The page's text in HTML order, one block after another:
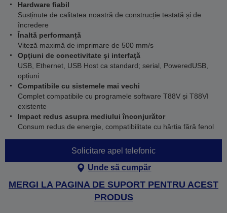
Hardware fiabil
Susținute de calitatea noastră de construcție testată și de
încredere
Înaltă performanță
Viteză maximă de imprimare de 500 mm/s
Opţiuni de conectivitate şi interfaţă
USB, Ethernet, USB Host ca standard; serial, PoweredUSB,
opțiuni
Compatibile cu sistemele mai vechi
Complet compatibile cu programele software T88V și T88VI
existente
Impact redus asupra mediului înconjurător
Consum redus de energie, compatibilitate cu hârtia fără fenol
Solicitare apel telefonic
Unde să cumpăr
MERGI LA PAGINA DE SUPORT PENTRU ACEST
PRODUS